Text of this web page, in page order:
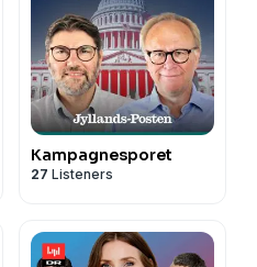
Kampagnesporet
27 Listeners